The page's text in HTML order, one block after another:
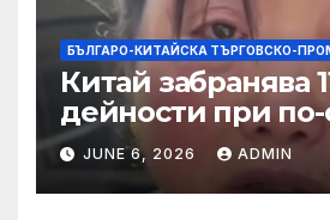
БЪЛГАРО-КИТАЙСКА ТЪРГОВСКО-
Китай забранява
дейности при по-
правила за
слуховете и
JUNE 6, 2026 ADMIN